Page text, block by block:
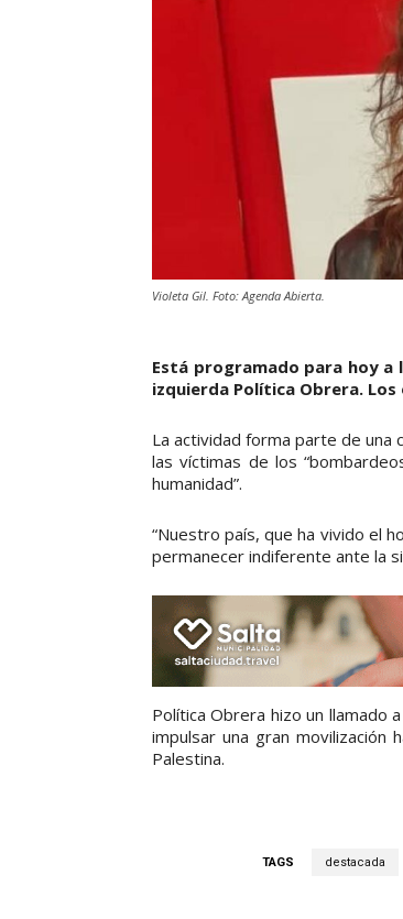
Violeta Gil. Foto: Agenda Abierta.
Está programado para hoy a
izquierda Política Obrera.
La actividad forma parte de una
las víctimas de los
humanidad”.
“Nuestro país, que ha vivido el
permanecer indiferente ante la
Política Obrera hizo un llamado
impulsar una gran movilización
Palestina.
TAGS destacada